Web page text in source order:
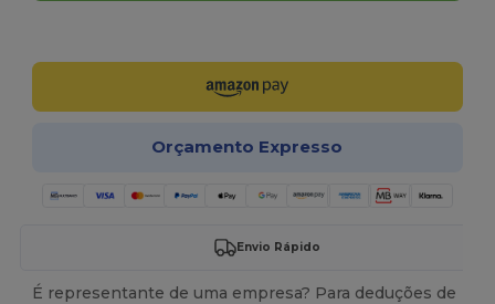
Orçamento Expresso
Envio Rápido
É representante de uma empresa? Para deduções de